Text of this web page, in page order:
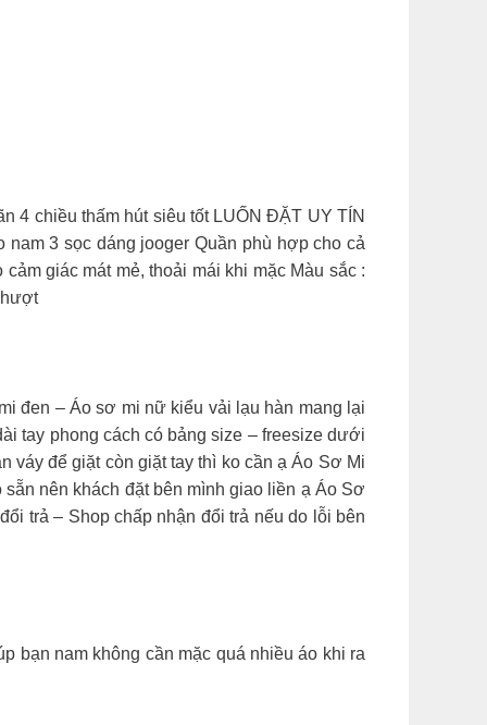
4 chiều thấm hút siêu tốt LUỐN ĐẶT UY TÍN
3 sọc dáng jooger Quần phù hợp cho cả
giác mát mẻ, thoải mái khi mặc Màu sắc :
đen – Áo sơ mi nữ kiểu vải lạu hàn mang lại
tay phong cách có bảng size – freesize dưới
váy để giặt còn giặt tay thì ko cần ạ Áo Sơ Mi
nên khách đặt bên mình giao liền ạ Áo Sơ
trả – Shop chấp nhận đổi trả nếu do lỗi bên
bạn nam không cần mặc quá nhiều áo khi ra